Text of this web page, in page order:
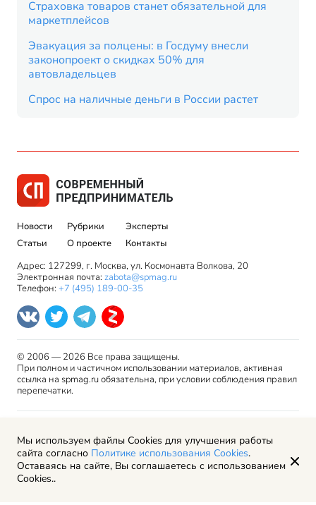
Страховка товаров станет обязательной для
маркетплейсов
Эвакуация за полцены: в Госдуму внесли
законопроект о скидках 50% для
автовладельцев
Спрос на наличные деньги в России растет
Новости
Статьи
Рубрики
О проекте
Эксперты
Контакты
Адрес: 127299, г. Москва, ул. Космонавта Волкова, 20
Электронная почта: zabota@spmag.ru
Телефон: +7 (495) 189-00-35
© 2006 — 2026 Все права защищены.
При полном и частичном использовании материалов, активная
ссылка на spmag.ru обязательна, при условии соблюдения правил
перепечатки.
права
Пользовательское соглашение
Политика обработки персональных данных
Рекламодателям
Мы используем файлы Cookies для улучшения работы
сайта согласно Политике использования Cookies.
Оставаясь на сайте, Вы соглашаетесь с использованием
Cookies..